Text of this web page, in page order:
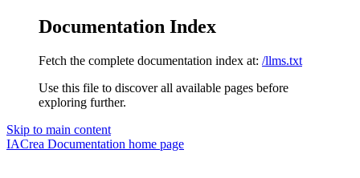
Documentation Index
Fetch the complete documentation index at: /llms.txt
Use this file to discover all available pages before
exploring further.
Skip to main content
IACrea Documentation home page